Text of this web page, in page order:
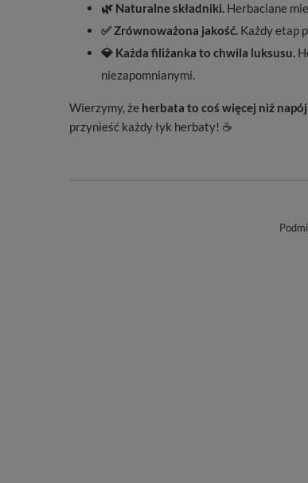
🌿 Naturalne składniki. Herbaciane
✅ Zrównoważona jakość. Każdy etap
💎 Każda filiżanka to chwila luksusu.
niezapomnianymi.
Wierzymy, że herbata to coś więcej niż napój
przynieść każdy łyk herbaty! ☕